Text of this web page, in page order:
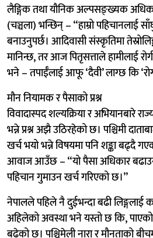
लैङ्गिक तथा यौनिक अल्पसङ्ख्यक
(चञ्चला) भन्छिन् – “हाम्रो पहिचानलाई
बनाउनुपर्छ। आदिवासी संस्कृतिमा
मानिन्छ, तर आज पितृसत्ताले हामीलाई
भने – तपाईँलाई आफू ‘दैवी’ लाग्छ कि
मौन नियामक र पैसाको प्रश्न
विवादास्पद शल्यक्रिया र अभियानबारे
भन्ने प्रश्न अझै उठिरहेको छ। पश्चिमी
खर्च भयो भन्ने विषयमा पनि शङ्का बढ्दै
आवाज आउँछ – “यो पैसा अधिकार बढाउन
पहिचान गुमाउन खर्च गरिएको छ।”
नेपालले पहिले नै दुईभन्दा बढी लिङ्गलाई
अहिलेको अवस्था भने यस्तो छ कि,
बढेको छ। पश्चिमेली नारा र मौनताको